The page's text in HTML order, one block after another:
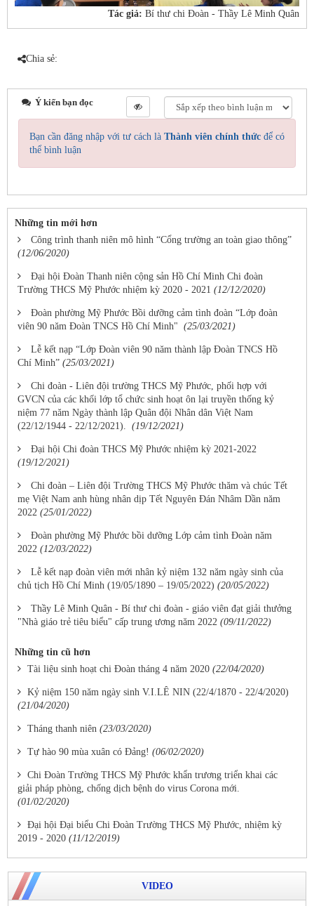
Tác giả: Bí thư chi Đoàn - Thầy Lê Minh Quân
Chia sẻ:
Ý kiến bạn đọc
Bạn cần đăng nhập với tư cách là Thành viên chính thức để có
thể bình luận
Những tin mới hơn
Công trình thanh niên mô hình “Cổng trường an toàn giao thông”
(12/06/2020)
Đại hội Đoàn Thanh niên cộng sản Hồ Chí Minh Chi đoàn
Trường THCS Mỹ Phước nhiệm kỳ 2020 - 2021 (12/12/2020)
Đoàn phường Mỹ Phước Bồi dưỡng cảm tình đoàn “Lớp đoàn
viên 90 năm Đoàn TNCS Hồ Chí Minh" (25/03/2021)
Lễ kết nạp “Lớp Đoàn viên 90 năm thành lập Đoàn TNCS Hồ
Chí Minh” (25/03/2021)
Chi đoàn - Liên đội trường THCS Mỹ Phước, phối hợp với
GVCN của các khối lớp tổ chức sinh hoạt ôn lại truyền thống kỷ
niệm 77 năm Ngày thành lập Quân đội Nhân dân Việt Nam
(22/12/1944 - 22/12/2021). (19/12/2021)
Đại hội Chi đoàn THCS Mỹ Phước nhiệm kỳ 2021-2022
(19/12/2021)
Chi đoàn – Liên đội Trường THCS Mỹ Phước thăm và chúc Tết
mẹ Việt Nam anh hùng nhân dịp Tết Nguyên Đán Nhâm Dần năm
2022 (25/01/2022)
Đoàn phường Mỹ Phước bồi dưỡng Lớp cảm tình Đoàn năm
2022 (12/03/2022)
Lễ kết nạp đoàn viên mới nhân kỷ niệm 132 năm ngày sinh của
chủ tịch Hồ Chí Minh (19/05/1890 – 19/05/2022) (20/05/2022)
Thầy Lê Minh Quân - Bí thư chi đoàn - giáo viên đạt giải thưởng
"Nhà giáo trẻ tiêu biểu" cấp trung ương năm 2022 (09/11/2022)
Những tin cũ hơn
Tài liệu sinh hoạt chi Đoàn tháng 4 năm 2020 (22/04/2020)
Kỷ niệm 150 năm ngày sinh V.I.LÊ NIN (22/4/1870 - 22/4/2020)
(21/04/2020)
Tháng thanh niên (23/03/2020)
Tự hào 90 mùa xuân có Đảng! (06/02/2020)
Chi Đoàn Trường THCS Mỹ Phước khẩn trương triển khai các
giải pháp phòng, chống dịch bệnh do virus Corona mới.
(01/02/2020)
Đại hội Đại biểu Chi Đoàn Trường THCS Mỹ Phước, nhiệm kỳ
2019 - 2020 (11/12/2019)
VIDEO